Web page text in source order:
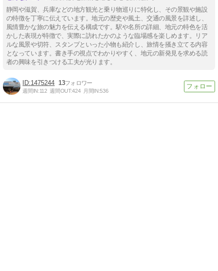
静岡や滋賀、兵庫などの地方観光と乗り物巡りに特化し、その景観や施設
の特徴を丁寧に伝えています。地元の歴史や風土、交通の風景を詳述し、
風情豊かな旅の魅力を伝える構成です。駅や名所の詳細、地元の特色を活
かした表現が特徴で、実際に訪れたかのような臨場感を楽しめます。リア
ルな風景や切符、スタンプといった小物も紹介し、旅情を掻き立てる内容
となっています。書き手の視点でわかりやすく、地元の新発見を求める読
者の興味を引きつける工夫が光ります。
1475244 13
週間IN:112 週間OUT:424 月間IN:536